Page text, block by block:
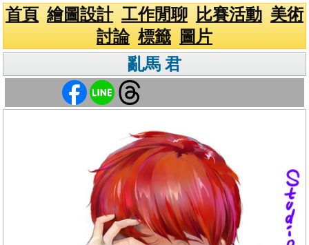
首頁 繪圖設計 工作閒聊 比賽活動 美術
討論 標籤
圖片
亂馬 君